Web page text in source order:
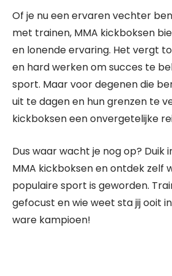
Of je nu een ervaren vechter
met trainen, MMA kickboksen
en lonende ervaring. Het vergt
en hard werken om succes te
sport. Maar voor degenen die
uit te dagen en hun grenzen te
kickboksen een onvergetelijke
Dus waar wacht je nog op? Duik
MMA kickboksen en ontdek zelf
populaire sport is geworden.
gefocust en wie weet sta jij ooit
ware kampioen!